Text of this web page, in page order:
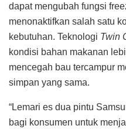
dapat mengubah fungsi
menonaktifkan salah satu
kebutuhan. Teknologi Twin
kondisi bahan makanan
mencegah bau tercampur
simpan yang sama.
“Lemari es dua pintu
bagi konsumen untuk